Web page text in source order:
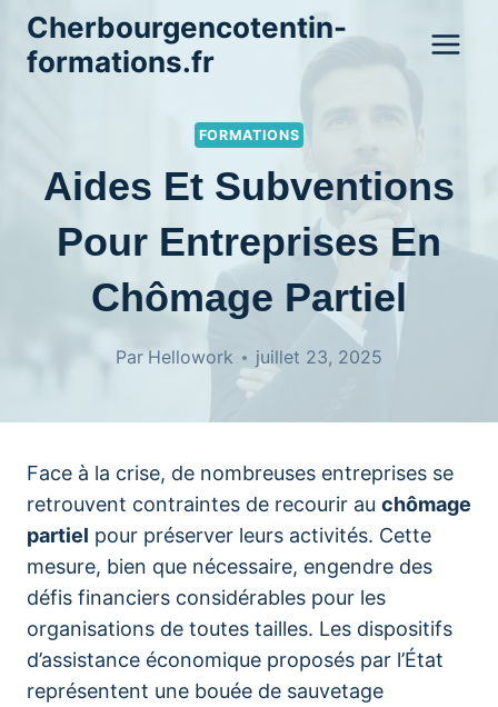
Aller
contenu
Cherbourgencotentin-
formations.fr
FORMATIONS
Aides Et Subventions
Pour Entreprises En
Chômage Partiel
Par Hellowork juillet 23, 2025
Face à la crise, de nombreuses entreprises se
retrouvent contraintes de recourir au chômage
partiel pour préserver leurs activités. Cette
mesure, bien que nécessaire, engendre des
défis financiers considérables pour les
organisations de toutes tailles. Les dispositifs
d’assistance économique proposés par l’État
représentent une bouée de sauvetage